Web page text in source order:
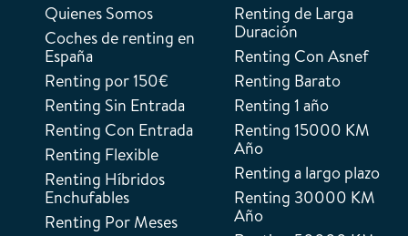
Quienes Somos
Coches de renting en
España
Renting por 150€
Renting Sin Entrada
Renting Con Entrada
Renting Flexible
Renting Híbridos
Enchufables
Renting Por Meses
Renting de Larga
Duración
Renting Con Asnef
Renting Barato
Renting 1 año
Renting 15000 KM
Año
Renting a largo plazo
Renting 30000 KM
Año